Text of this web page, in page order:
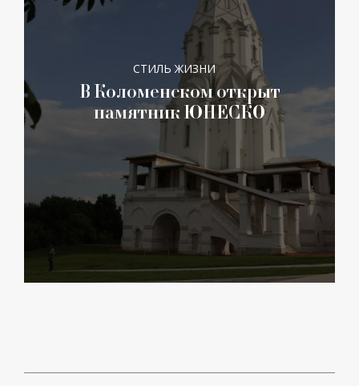
СТИЛЬ ЖИЗНИ
В Коломенском открыт
памятник ЮНЕСКО